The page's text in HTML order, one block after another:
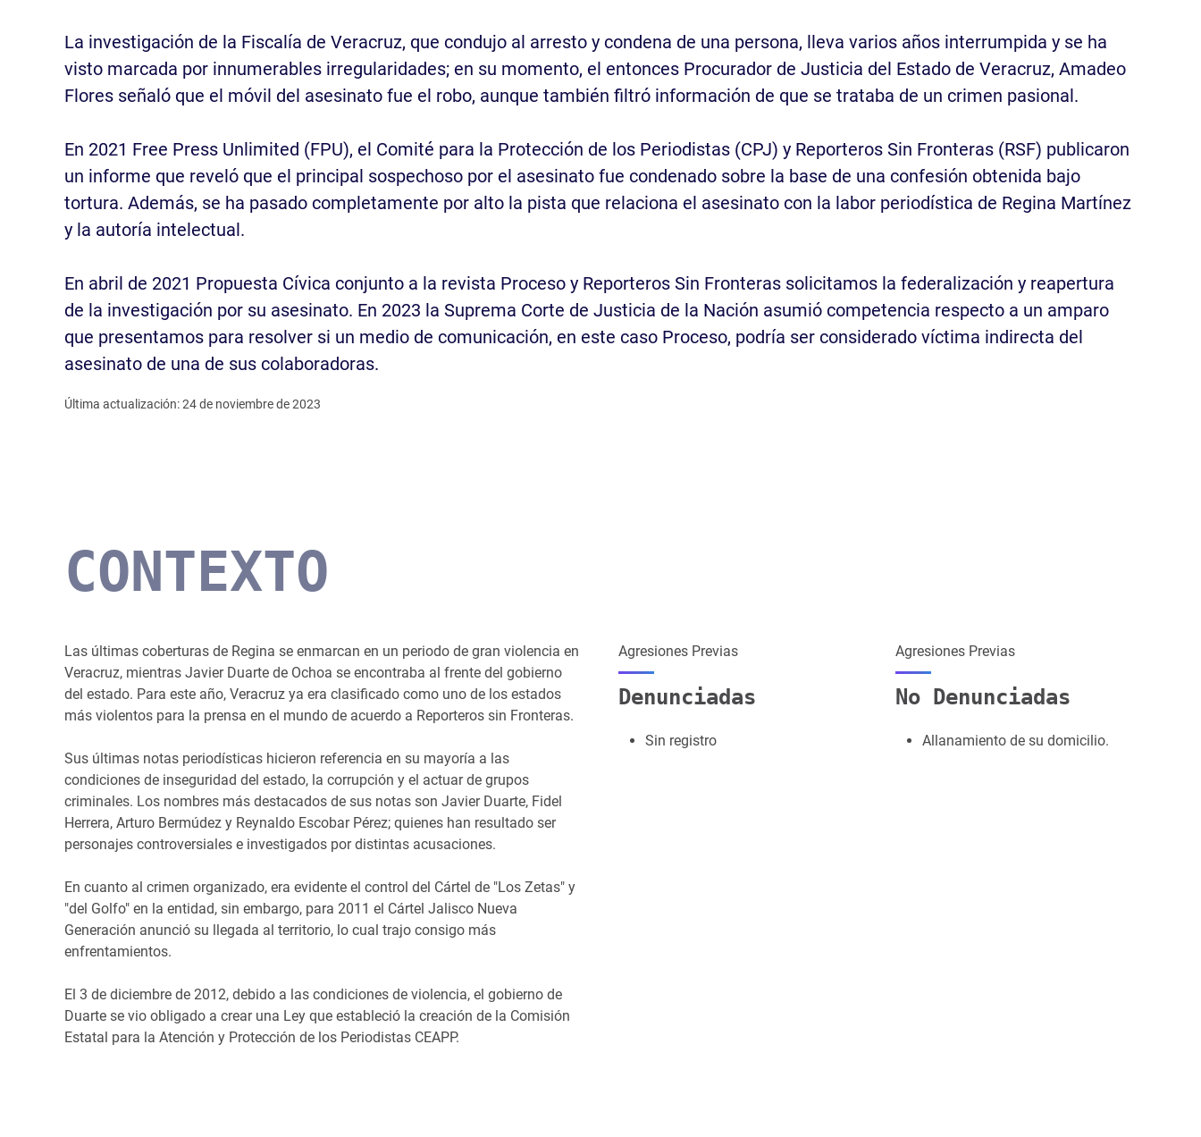
La investigación de la Fiscalía de Veracruz, que condujo al arresto y condena de una persona, lleva varios años interrumpida y se ha
visto marcada por innumerables irregularidades; en su momento, el entonces Procurador de Justicia del Estado de Veracruz, Amadeo
Flores señaló que el móvil del asesinato fue el robo, aunque también filtró información de que se trataba de un crimen pasional.
En 2021 Free Press Unlimited (FPU), el Comité para la Protección de los Periodistas (CPJ) y Reporteros Sin Fronteras (RSF) publicaron
un informe que reveló que el principal sospechoso por el asesinato fue condenado sobre la base de una confesión obtenida bajo
tortura. Además, se ha pasado completamente por alto la pista que relaciona el asesinato con la labor periodística de Regina Martínez
y la autoría intelectual.
En abril de 2021 Propuesta Cívica conjunto a la revista Proceso y Reporteros Sin Fronteras solicitamos la federalización y reapertura
de la investigación por su asesinato. En 2023 la Suprema Corte de Justicia de la Nación asumió competencia respecto a un amparo
que presentamos para resolver si un medio de comunicación, en este caso Proceso, podría ser considerado víctima indirecta del
asesinato de una de sus colaboradoras.
Última actualización: 24 de noviembre de 2023
CONTEXTO
Las últimas coberturas de Regina se enmarcan en un periodo de gran violencia en
Veracruz, mientras Javier Duarte de Ochoa se encontraba al frente del gobierno
del estado. Para este año, Veracruz ya era clasificado como uno de los estados
más violentos para la prensa en el mundo de acuerdo a Reporteros sin Fronteras.
Sus últimas notas periodísticas hicieron referencia en su mayoría a las
condiciones de inseguridad del estado, la corrupción y el actuar de grupos
criminales. Los nombres más destacados de sus notas son Javier Duarte, Fidel
Herrera, Arturo Bermúdez y Reynaldo Escobar Pérez; quienes han resultado ser
personajes controversiales e investigados por distintas acusaciones.
En cuanto al crimen organizado, era evidente el control del Cártel de "Los Zetas" y
"del Golfo" en la entidad, sin embargo, para 2011 el Cártel Jalisco Nueva
Generación anunció su llegada al territorio, lo cual trajo consigo más
enfrentamientos.
El 3 de diciembre de 2012, debido a las condiciones de violencia, el gobierno de
Duarte se vio obligado a crear una Ley que estableció la creación de la Comisión
Estatal para la Atención y Protección de los Periodistas CEAPP.
Agresiones Previas
Denunciadas
Sin registro
Agresiones Previas
No Denunciadas
Allanamiento de su domicilio.